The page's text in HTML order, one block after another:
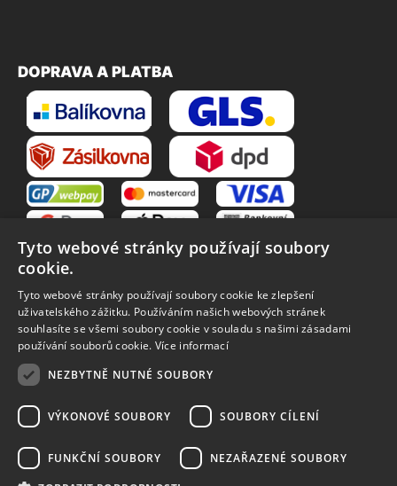
DOPRAVA A PLATBA
VŠE O NÁKUPU
O nás
Obchodní podmínky
Reklamační řád
Vrácení zboží
Zpracování osobních údajů
Způsoby dopravy
Tyto webové stránky používají soubory
cookie.
Tyto webové stránky používají soubory cookie ke zlepšení
uživatelského zážitku. Používáním našich webových stránek
souhlasíte se všemi soubory cookie v souladu s našimi zásadami
používání souborů cookie. Více informací
NEZBYTNĚ NUTNÉ SOUBORY
VÝKONOVÉ SOUBORY SOUBORY CÍLENÍ
FUNKČNÍ SOUBORY NEZAŘAZENÉ SOUBORY